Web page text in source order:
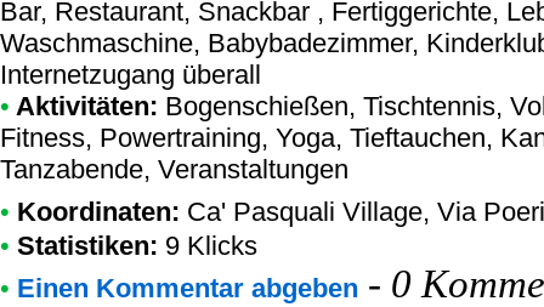
Bar, Restaurant, Snackbar , Fertiggerichte,
Waschmaschine, Babybadezimmer,
Internetzugang überall
• Aktivitäten: Bogenschießen, Tischtennis,
Fitness, Powertraining, Yoga, Tieftauchen,
Tanzabende, Veranstaltungen
• Koordinaten: Ca' Pasquali Village, Via
• Statistiken: 9 Klicks
• Einen Kommentar abgeben - 0